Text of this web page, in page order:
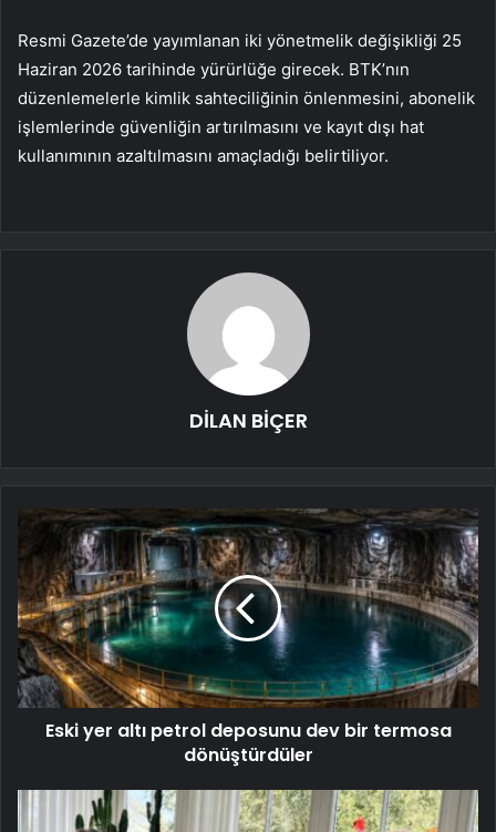
Resmi Gazete’de yayımlanan iki yönetmelik değişikliği 25
Haziran 2026 tarihinde yürürlüğe girecek. BTK’nın
düzenlemelerle kimlik sahteciliğinin önlenmesini, abonelik
işlemlerinde güvenliğin artırılmasını ve kayıt dışı hat
kullanımının azaltılmasını amaçladığı belirtiliyor.
DİLAN BİÇER
Eski yer altı petrol deposunu dev bir termosa
dönüştürdüler